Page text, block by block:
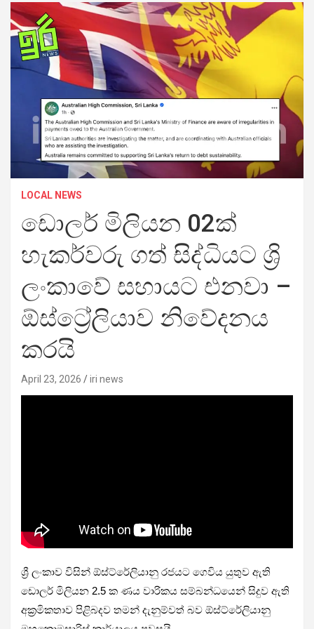
LOCAL NEWS
ඩොලර් මිලියන 02ක්
හැකර්වරු ගත් සිද්ධියට ශ්‍රි
ලංකාවේ සහායට එනවා –
ඕස්ට්‍රේලියාව නිවේදනය
කරයි
April 23, 2026 iri news
ශ්‍රී ලංකාව විසින් ඕස්ට්රේලියානු රජයට ගෙවිය යුතුව ඇති
ඩොලර් මිලියන 2.5 ක ණය වාරිකය සම්බන්ධයෙන් සිදුව ඇති
අක්‍රමිකතාව පිළිබදව තමන් දැනුම්වත් බව ඕස්ට්රේලියානු